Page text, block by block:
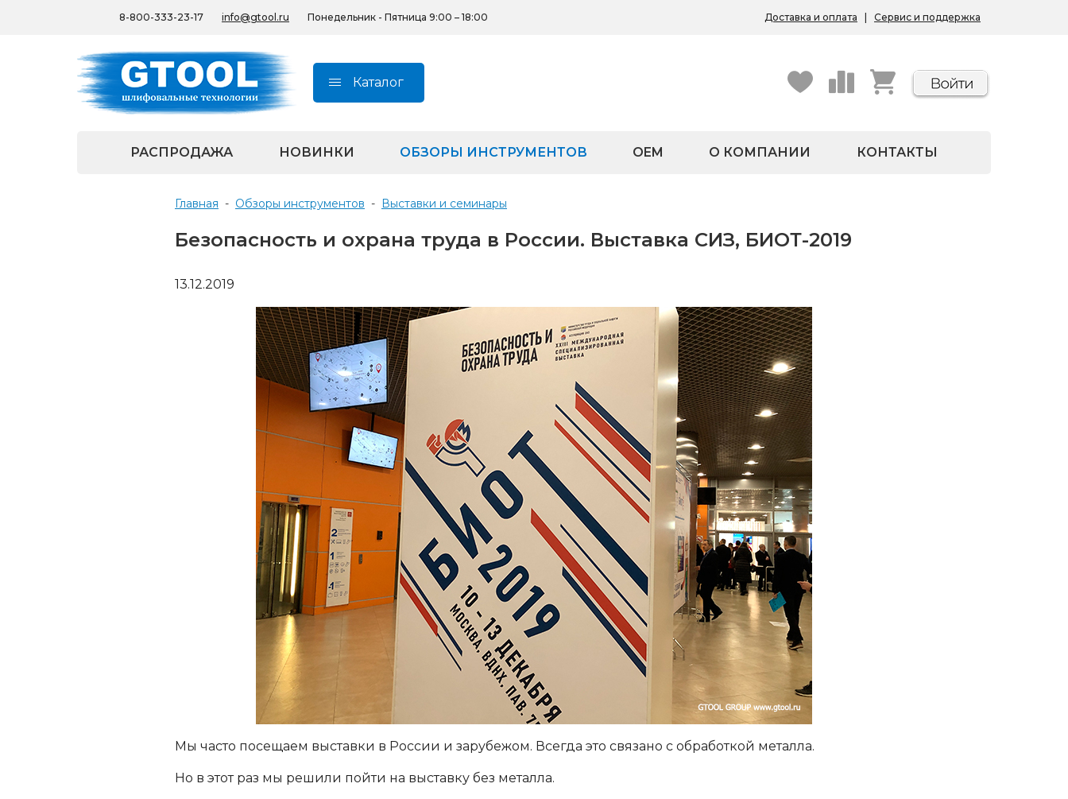
8-800-333-23-17 info@gtool.ru Понедельник - Пятница 9:00 – 18:00 Доставка и оплата Сервис и поддержка
Каталог
РАСПРОДАЖА НОВИНКИ ОБЗОРЫ ИНСТРУМЕНТОВ OEM О КОМПАНИИ КОНТАКТЫ
Главная - Обзоры инструментов - Выставки и семинары
Безопасность и охрана труда в России. Выставка СИЗ, БИОТ-2019
13.12.2019
Мы часто посещаем выставки в России и зарубежом. Всегда это связано с обработкой металла.
Но в этот раз мы решили пойти на выставку без металла.